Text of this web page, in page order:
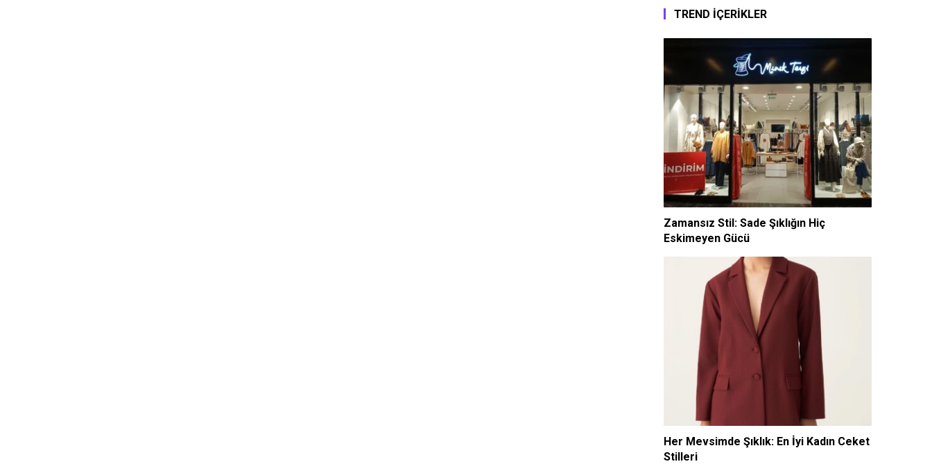
TREND İÇERİKLER
Zamansız Stil: Sade Şıklığın Hiç
Eskimeyen Gücü
Her Mevsimde Şıklık: En İyi Kadın Ceket
Stilleri